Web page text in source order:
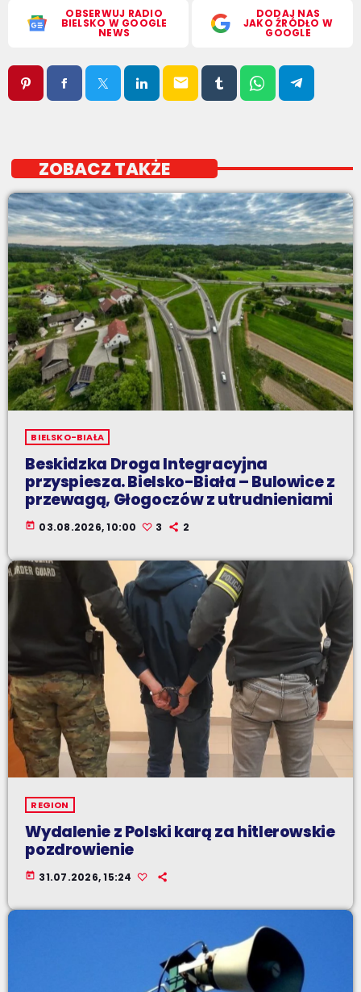
OBSERWUJ RADIO
BIELSKO W GOOGLE
NEWS
DODAJ NAS
JAKO ŹRÓDŁO W
GOOGLE
email
ZOBACZ TAKŻE
BIELSKO-BIAŁA
Beskidzka Droga Integracyjna
przyspiesza. Bielsko-Biała – Bulowice z
przewagą, Głogoczów z utrudnieniami
today 03.08.2026, 10:00 3 2
REGION
Wydalenie z Polski karą za hitlerowskie
pozdrowienie
today 31.07.2026, 15:24